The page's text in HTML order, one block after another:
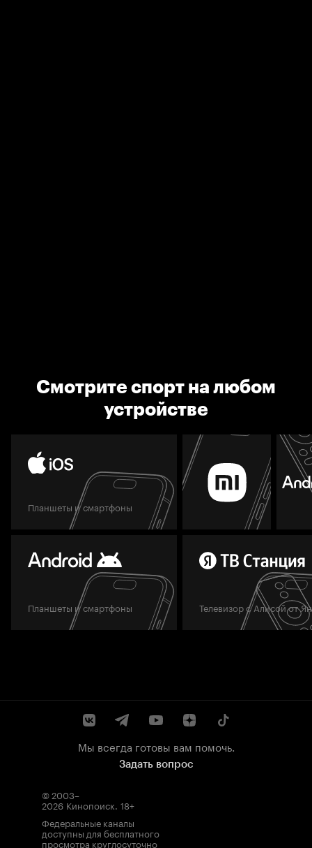
Смотрите спорт на любом
устройстве
Планшеты и смартфоны
Планшеты и смартфоны Телевизор с Алисой от
Мы всегда готовы вам помочь.
Задать вопрос
© 2003–
2026 Кинопоиск. 18+
Федеральные каналы
доступны для бесплатного
просмотра круглосуточно